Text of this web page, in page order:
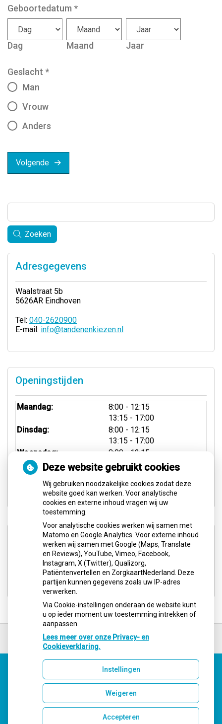
Geboortedatum *
Dag Maand Jaar
Geslacht *
Man
Vrouw
Anders
Volgende
Zoeken
Adresgegevens
Waalstraat 5b
5626AR Eindhoven
Tel: 040-2620900
E-mail: info@tandenenkiezen.nl
Openingstijden
Maandag: 8:00 tot
- 12:15
13:15 tot
- 17:00
Dinsdag:
8:00 tot
- 12:15
13:15 tot
- 17:00
Woensdag:
8:00 tot
- 12:15
13:15tot
- 17:00
Donderdag:
8:00
13:15 tot
- 17:00
Aangesloten bij:
de
Uw Zorg Online|Beheer
Cookie-instellingen
Deze website gebruikt cookies
Wij gebruiken noodzakelijke cookies zodat deze
website goed kan werken. Voor analytische
cookies en externe inhoud vragen wij uw
toestemming.
Voor analytische cookies werken wij samen met
Matomo en Google Analytics. Voor externe inhoud
werken wij samen met Google (Maps, Translate
en Reviews), YouTube, Vimeo, Facebook,
Instagram, X (Twitter), Qualizorg,
Patiëntenvertellen en ZorgkaartNederland. Deze
partijen kunnen gegevens zoals uw IP-adres
verwerken.
Via Cookie-instellingen onderaan de website kunt
u op ieder moment uw toestemming intrekken of
aanpassen.
Lees meer over onze Privacy- en
Cookieverklaring.
Instellingen
Weigeren
Accepteren